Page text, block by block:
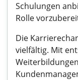
Schulungen
Rolle
Die
vielfältig. Mit